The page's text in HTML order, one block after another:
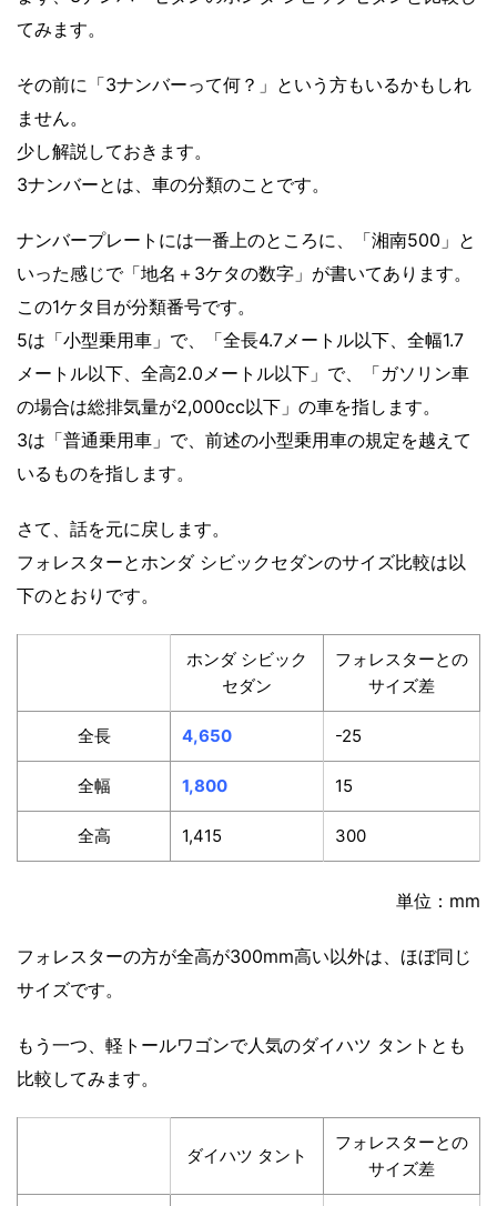
てみます。
その前に「3ナンバーって何？」という方もいるかもしれ
ません。
少し解説しておきます。
3ナンバーとは、車の分類のことです。
ナンバープレートには一番上のところに、「湘南500」と
いった感じで「地名＋3ケタの数字」が書いてあります。
この1ケタ目が分類番号です。
5は「小型乗用車」で、「全長4.7メートル以下、全幅1.7
メートル以下、全高2.0メートル以下」で、「ガソリン車
の場合は総排気量が2,000cc以下」の車を指します。
3は「普通乗用車」で、前述の小型乗用車の規定を越えて
いるものを指します。
さて、話を元に戻します。
フォレスターとホンダ シビックセダンのサイズ比較は以
下のとおりです。
ホンダ シビック
セダン
フォレスターとの
サイズ差
全長 4,650 -25
全幅 1,800 15
全高 1,415 300
単位：mm
フォレスターの方が全高が300mm高い以外は、ほぼ同じ
サイズです。
もう一つ、軽トールワゴンで人気のダイハツ タントとも
比較してみます。
ダイハツ タント
フォレスターとの
サイズ差